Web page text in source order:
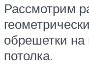
Рассмотрим
обрешетки на
потолка.